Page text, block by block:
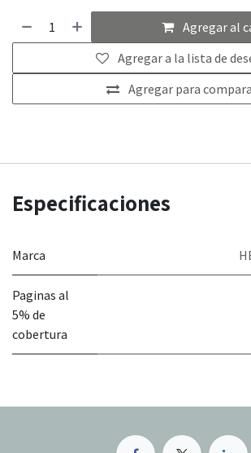
Agregar al
Agregar para
Agregar a la lista de
Especificaciones
Marca
Paginas al
5% de
cobertura